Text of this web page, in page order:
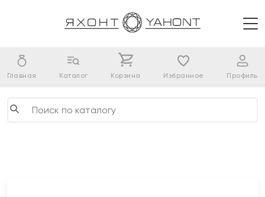
Главная Каталог Корзина Избранное Профиль